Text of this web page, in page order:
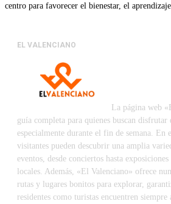
centro para favorecer el bienestar, el
EL VALENCIANO
La página web
guía completa para quienes buscan disfrutar
especialmente durante el fin de semana. En
visitantes pueden descubrir una amplia
eventos, desde conciertos hasta
locales. Además, «El Valenciano» ofrece
rutas y lugares bonitos para explorar,
residentes como turistas encuentren